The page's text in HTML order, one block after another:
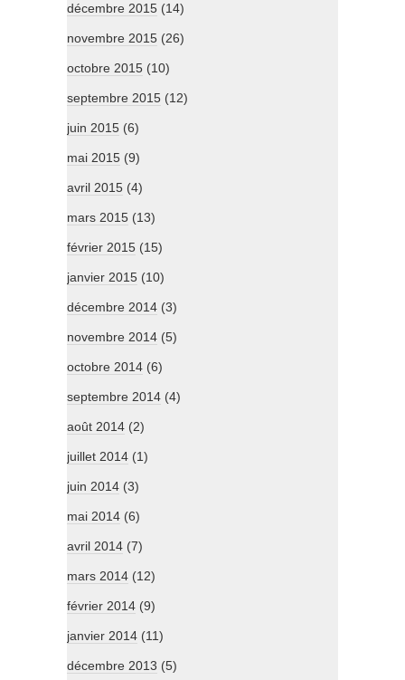
décembre 2015 (14)
novembre 2015 (26)
octobre 2015 (10)
septembre 2015 (12)
juin 2015 (6)
mai 2015 (9)
avril 2015 (4)
mars 2015 (13)
février 2015 (15)
janvier 2015 (10)
décembre 2014 (3)
novembre 2014 (5)
octobre 2014 (6)
septembre 2014 (4)
août 2014 (2)
juillet 2014 (1)
juin 2014 (3)
mai 2014 (6)
avril 2014 (7)
mars 2014 (12)
février 2014 (9)
janvier 2014 (11)
décembre 2013 (5)